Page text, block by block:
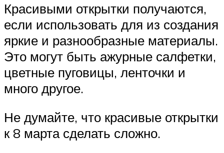
Красивыми открытки получаются,
если использовать для из создания
яркие и разнообразные материалы.
Это могут быть ажурные салфетки,
цветные пуговицы, ленточки и
много другое.
Не думайте, что красивые открытки
к 8 марта сделать сложно.